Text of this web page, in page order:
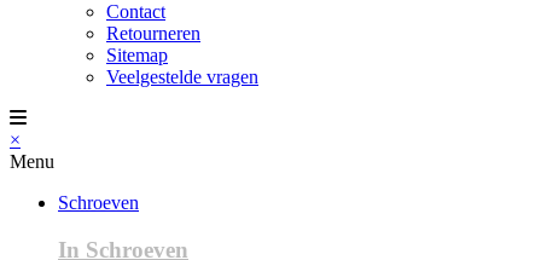
Contact
Retourneren
Sitemap
Veelgestelde vragen
×
Menu
Schroeven
In Schroeven